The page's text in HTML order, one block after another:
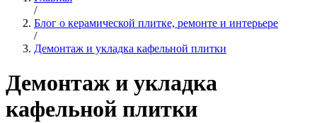
/
Блог о керамической плитке, ремонте и интерьере
/
Демонтаж и укладка кафельной плитки
Демонтаж и укладка
кафельной плитки